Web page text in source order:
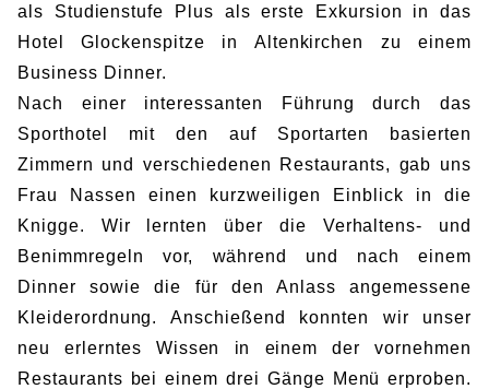
als Studienstufe Plus als erste Exkursion in das
Hotel Glockenspitze in Altenkirchen zu einem
Business Dinner.
Nach einer interessanten Führung durch das
Sporthotel mit den auf Sportarten basierten
Zimmern und verschiedenen Restaurants, gab uns
Frau Nassen einen kurzweiligen Einblick in die
Knigge. Wir lernten über die Verhaltens- und
Benimmregeln vor, während und nach einem
Dinner sowie die für den Anlass angemessene
Kleiderordnung. Anschießend konnten wir unser
neu erlerntes Wissen in einem der vornehmen
Restaurants bei einem drei Gänge Menü erproben.